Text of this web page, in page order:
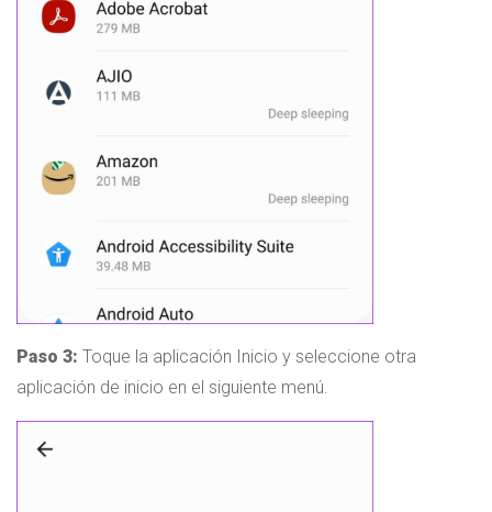
Paso 3: Toque la aplicación Inicio y seleccione otra
aplicación de inicio en el siguiente menú.